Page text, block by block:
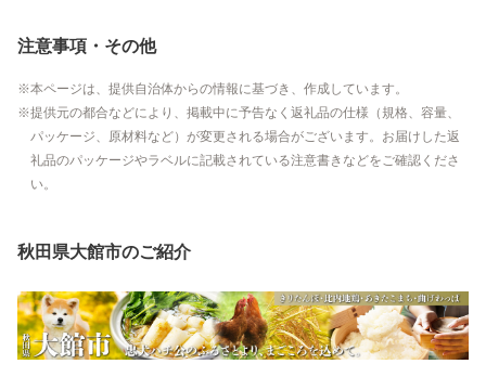
注意事項・その他
本ページは、提供自治体からの情報に基づき、作成しています。
提供元の都合などにより、掲載中に予告なく返礼品の仕様（規格、容量、
パッケージ、原材料など）が変更される場合がございます。お届けした返
礼品のパッケージやラベルに記載されている注意書きなどをご確認くださ
い。
秋田県大館市のご紹介